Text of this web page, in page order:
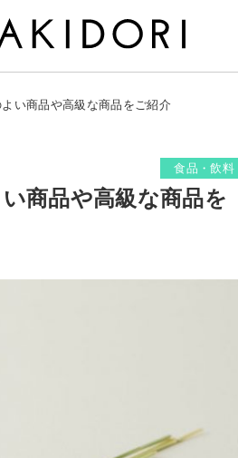
い商品や高級な商品をご紹介
食品・飲料
商品や高級な商品を